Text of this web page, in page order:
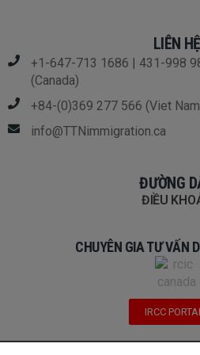
LIÊN HỆ
+1-647-713 1686 | 431-998
(Canada)
+84-(0)369 277 566 (Viet
info@TTNimmigration.ca
ĐƯỜNG
ĐIỀU
CHUYÊN GIA TƯ VẤN
IRCC